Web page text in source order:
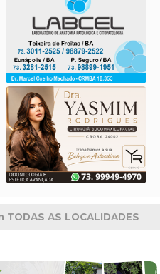
TODAS AS LOCALIDADES